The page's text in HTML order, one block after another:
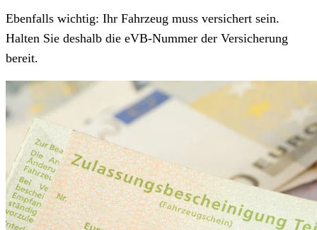
Ebenfalls wichtig: Ihr Fahrzeug muss versichert sein.
Halten Sie deshalb die eVB-Nummer der Versicherung
bereit.